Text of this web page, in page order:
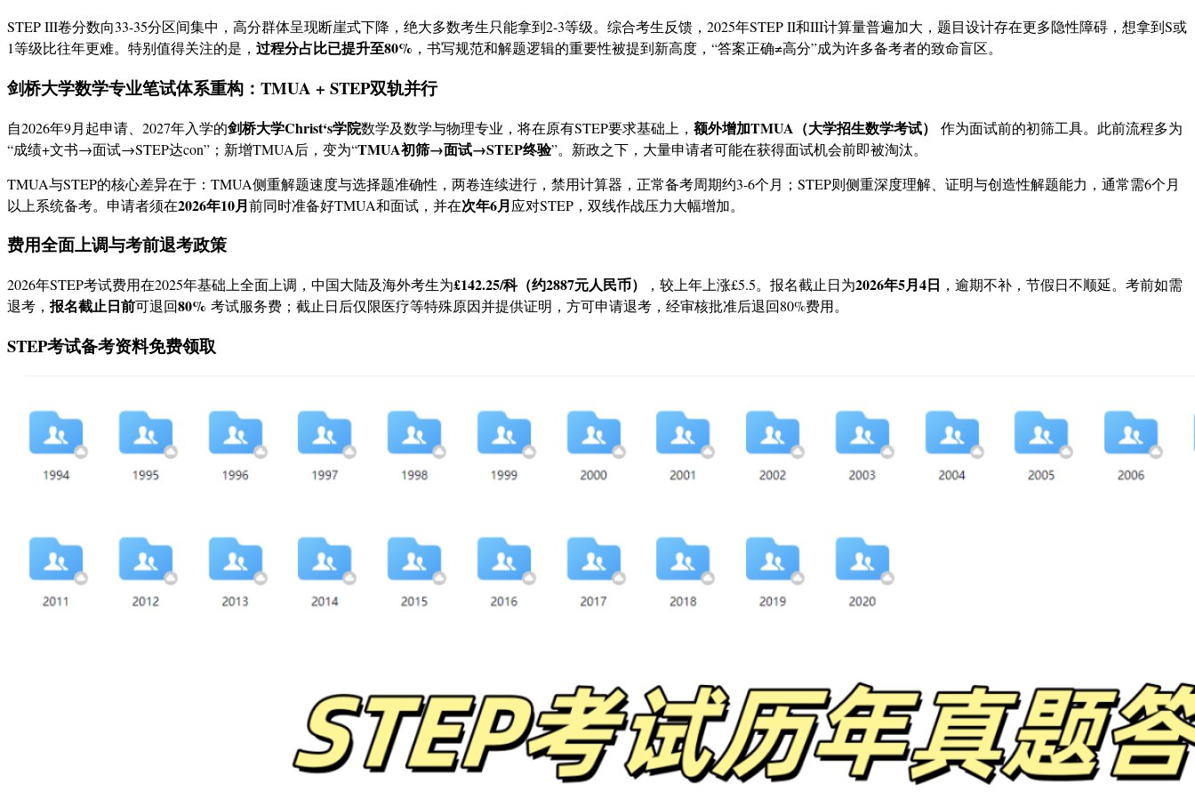
STEP III卷分数向33-35分区间集中，高分群体呈现断崖式下降，绝大多数考生只能拿到2-3等级。综合考生反馈，2025年STEP II和III计算量普遍加大，题目设计存在更多隐性障碍，想拿到S或
1等级比往年更难。特别值得关注的是， 过程分占比已提升至80% ，书写规范和解题逻辑的重要性被提到新高度，“答案正确≠高分”成为许多备考者的致命盲区。
剑桥大学数学专业笔试体系重构：TMUA + STEP双轨并行
自2026年9月起申请、2027年入学的剑桥大学Christ‘s学院数学及数学与物理专业，将在原有STEP要求基础上， 额外增加TMUA（大学招生数学考试） 作为面试前的初筛工具。此前流程多为
“成绩+文书→面试→STEP达con”；新增TMUA后，变为“TMUA初筛→面试→STEP终验”。新政之下，大量申请者可能在获得面试机会前即被淘汰。
TMUA与STEP的核心差异在于：TMUA侧重解题速度与选择题准确性，两卷连续进行，禁用计算器，正常备考周期约3-6个月；STEP则侧重深度理解、证明与创造性解题能力，通常需6个月
以上系统备考。申请者须在2026年10月前同时准备好TMUA和面试，并在次年6月应对STEP，双线作战压力大幅增加。
费用全面上调与考前退考政策
2026年STEP考试费用在2025年基础上全面上调，中国大陆及海外考生为£142.25/科（约2887元人民币） ，较上年上涨£5.5。报名截止日为2026年5月4日 ，逾期不补，节假日不顺延。考前如需
退考， 报名截止日前可退回80% 考试服务费；截止日后仅限医疗等特殊原因并提供证明，方可申请退考，经审核批准后退回80%费用。
STEP考试备考资料免费领取